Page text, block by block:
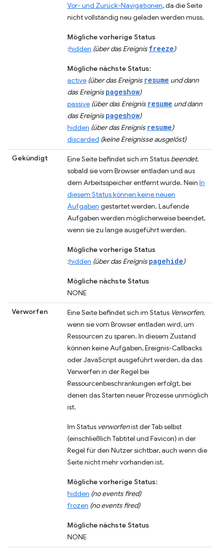
Vor- und Zurück-Navigationen, da die Seite
nicht vollständig neu geladen werden muss.
Mögliche vorherige Status
:hidden (über das Ereignisfreeze)
Mögliche nächste Status:
active (über das Ereignis resume und dann
das Ereignispageshow)
passive (über das Ereignis resume und dann
das Ereignispageshow)
hidden (über das Ereignis resume)
discarded (keine Ereignisse ausgelöst)
Gekündigt Eine Seite befindet sich im Status beendet,
sobald sie vom Browser entladen und aus
dem Arbeitsspeicher entfernt wurde. Nein In
diesem Status können keine neuen
Aufgaben gestartet werden. Laufende
Aufgaben werden möglicherweise beendet,
wenn sie zu lange ausgeführt werden.
Mögliche vorherige Status
:hidden (über das Ereignispagehide)
Mögliche nächste Status
NONE
Verworfen Eine Seite befindet sich im Status Verworfen,
wenn sie vom Browser entladen wird, um
Ressourcen zu sparen. In diesem Zustand
können keine Aufgaben, Ereignis-Callbacks
oder JavaScript ausgeführt werden, da das
Verwerfen in der Regel bei
Ressourcenbeschränkungen erfolgt, bei
denen das Starten neuer Prozesse unmöglich
ist.
Im Status verworfenist der Tab selbst
(einschließlich Tabtitel und Favicon) in der
Regel für den Nutzer sichtbar, auch wenn die
Seite nicht mehr vorhanden ist.
Mögliche vorherige Status:
hidden (no events fired)
frozen (no events fired)
Mögliche nächste Status
NONE